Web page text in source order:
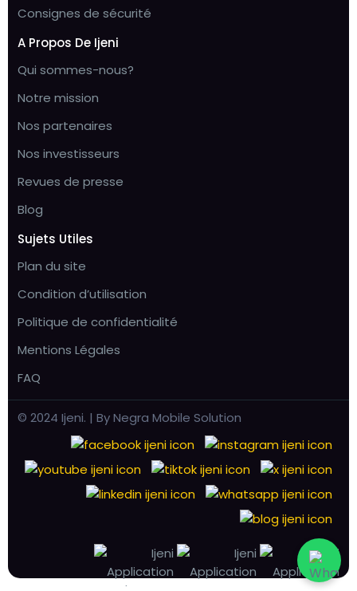
Consignes de sécurité
A Propos De Ijeni
Qui sommes-nous?
Notre mission
Nos partenaires
Nos investisseurs
Revues de presse
Blog
Sujets Utiles
Plan du site
Condition d’utilisation
Politique de confidentialité
Mentions Légales
FAQ
© 2024 Ijeni. | By Negra Mobile Solution